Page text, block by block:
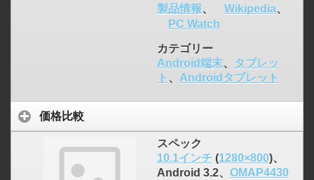
製品情報、 Wikipedia、
PC Watch
カテゴリー
Android端末、
タブレッ
ト 、 Androidタブレット
価格比較
スペック
10.1インチ(1280×800)、
Android 3.2、 OMAP4430